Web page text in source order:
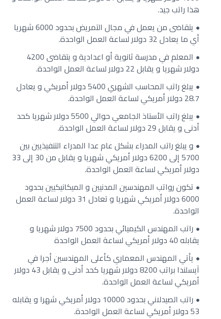
هذا راتب جيد.
يتقاضى من يعمل في مجال التمريض بحدود 6000 شهريا
أي ما يعادل 32 دولار لساعة العمل الواحدة.
المعلم في مدرسة ثانوية أو اعدادية و يتقاضى 4200
دولار شهريا و يقابل 22 دولار لساعة العمل الواحدة.
يبلغ راتب المحاسب الشهري 5400 دولار أمريكي و يعادل
28.7 دولار أمريكي لساعة العمل الواحدة.
يبلغ راتب الأستاذ الجامعي حوالي 5500 دولار شهريا كحد
أدنى و يقابل 29 دولار لساعة العمل الواحدة.
و يبلغ راتب المدراء بشكل عام عدا المدراء التنفيذيين بين
5700 إلى 6200 دولار أمريكي شهريا و يقابل من 30 إلى 33
دولار أمريكي لساعة العمل الواحدة.
تكون رواتب المهندسين المدنيين و الميكانيكيين بحدود
6000 دولار أمريكي شهريا و تعادل 31 دولار لساعة العمل
الواحدة.
راتب المهندس الكيميائي بحدود 7500 دولار شهريا و
يقابله 40 دولار أمريكي لساعة العمل الواحدة
يأتي المهندس المعماري كأعلى المهندسين أجرا في
آيسلندا براتب 8200 دولار شهريا كحد أدنى و يقابل 43 دولار
أمريكي لساعة العمل الواحدة.
راتب الصيدلاني بحدود 10000 دولار أمريكي شهرا و يقابله
53 دولار أمريكي لساعة العمل الواحدة.